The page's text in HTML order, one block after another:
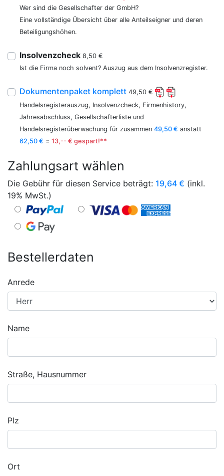
Wer sind die Gesellschafter der GmbH?
Eine vollständige Übersicht über alle Anteilseigner und deren
Beteiligungshöhen.
Insolvenzcheck 8,50 €
Ist die Firma noch solvent? Auszug aus dem Insolvenzregister.
Dokumentenpaket komplett 49,50 €
Handelsregisterauszug, Insolvenzcheck, Firmenhistory,
Jahresabschluss, Gesellschafterliste und
Handelsregisterüberwachung für zusammen 49,50 € anstatt
62,50 € = 13,-- € gespart!**
Zahlungsart wählen
Die Gebühr für diesen Service beträgt: 19,64 € (inkl.
19% MwSt.)
Bestellerdaten
Anrede
Name
Straße, Hausnummer
Plz
Ort